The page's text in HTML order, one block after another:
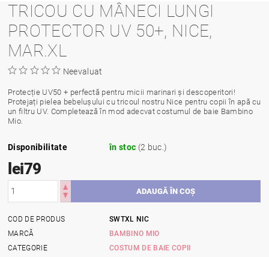
TRICOU CU MÂNECI LUNGI
PROTECTOR UV 50+, NICE,
MAR.XL
Neevaluat
Protecție UV50 + perfectă pentru micii marinari și descoperitori!
Protejați pielea bebelușului cu tricoul nostru Nice pentru copii în apă cu
un filtru UV. Completează în mod adecvat costumul de baie Bambino
Mio.
Disponibilitate în stoc (2 buc.)
lei79
COD DE PRODUS
SWTXL NIC
MARCĂ
BAMBINO MIO
CATEGORIE
COSTUM DE BAIE COPII